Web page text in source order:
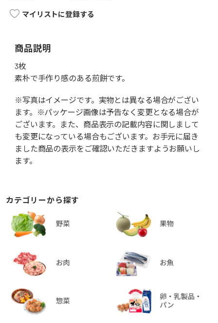
マイリストに登録する
商品説明
3枚
素朴で手作り感のある煎餅です。
※写真はイメージです。実物とは異なる場合がござい
ます。※パッケージ画像は予告なく変更となる場合が
ございます。また、商品表示の記載内容に関しまして
も変更になっている場合もございます。お手元に届き
ました商品の表示をご確認いただきますようお願いし
ます。
カテゴリーから探す